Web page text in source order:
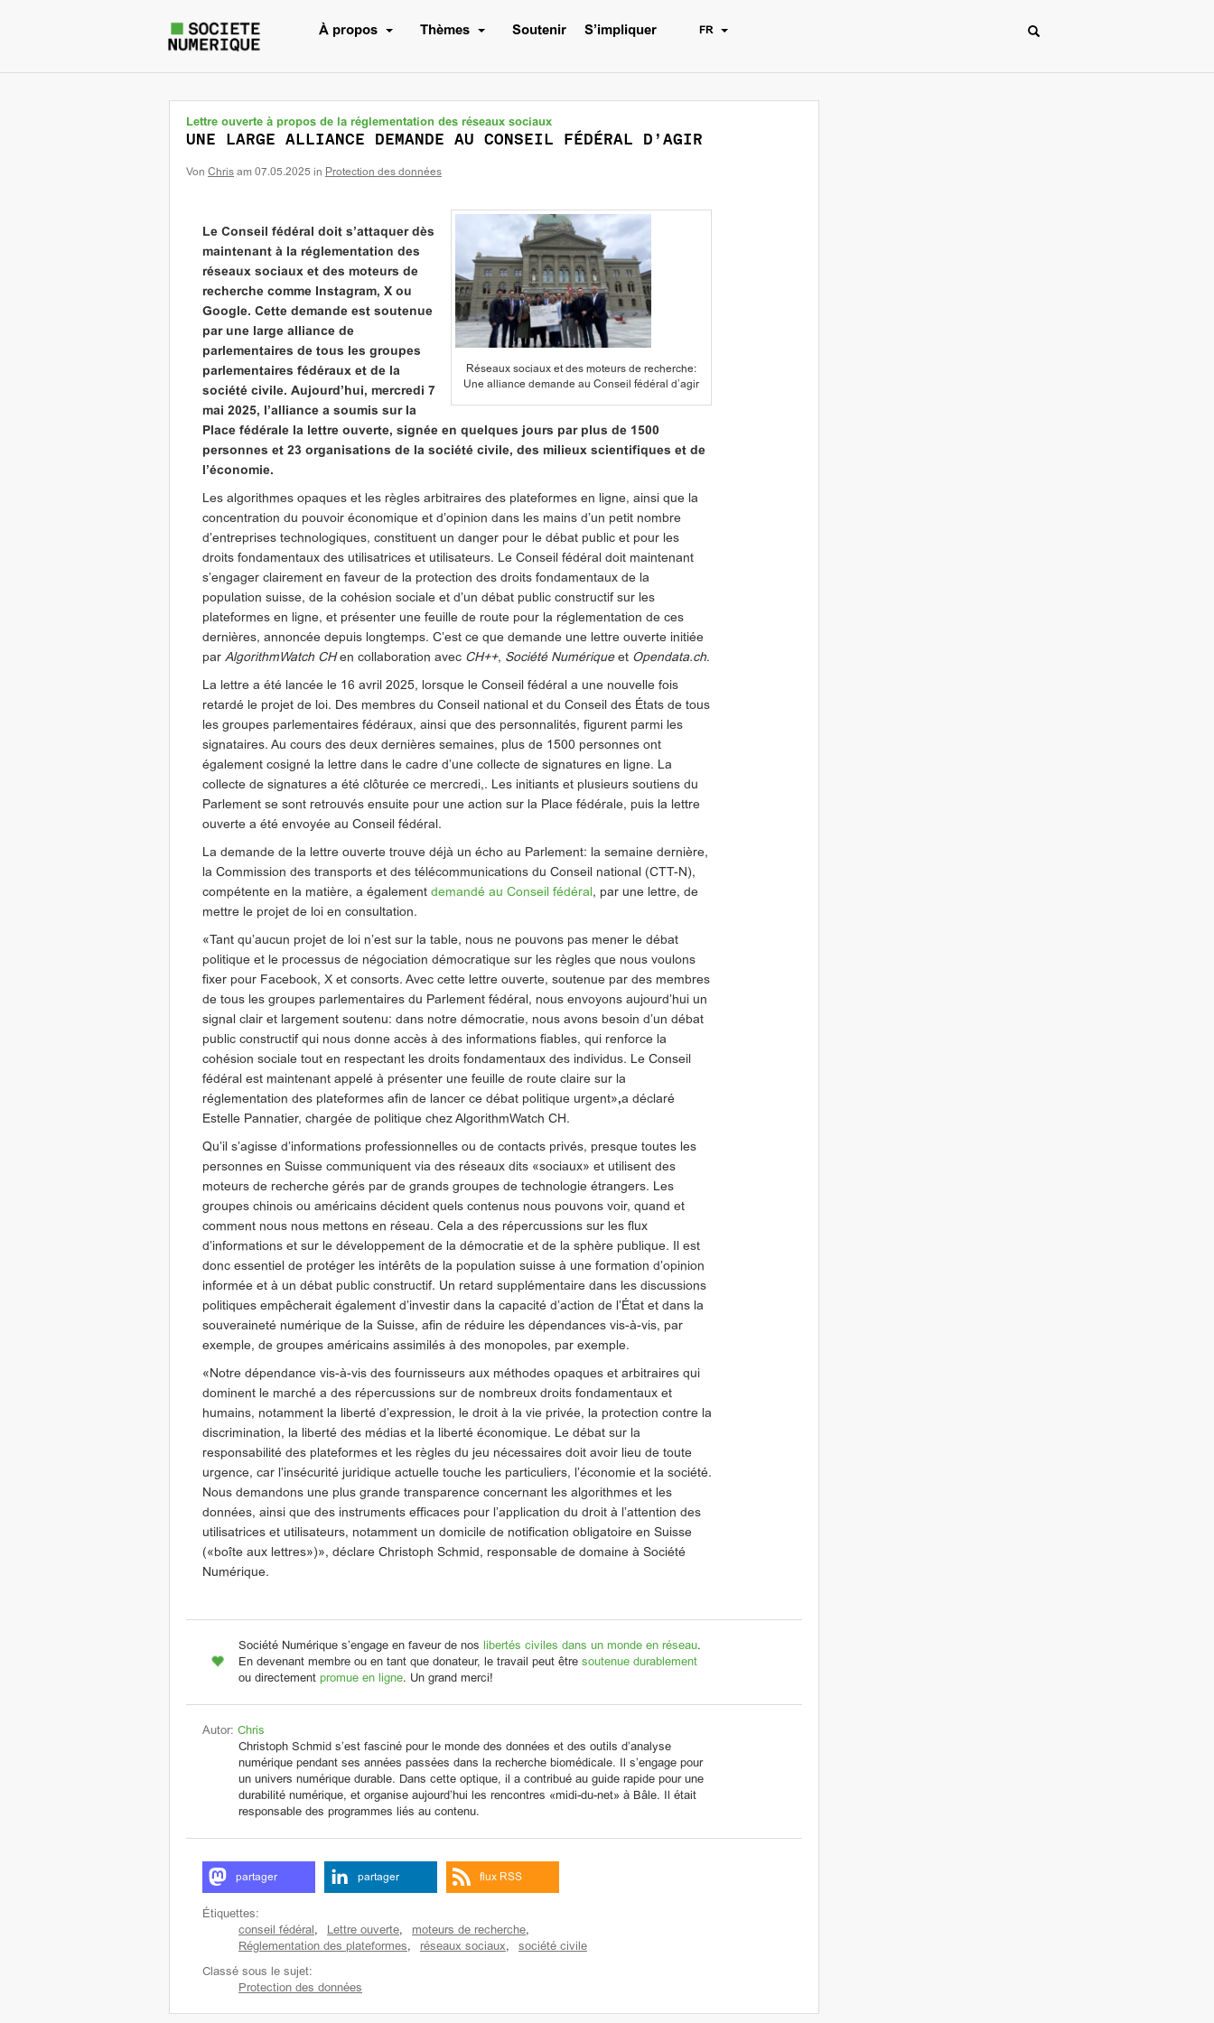
À propos Thèmes Soutenir S’impliquer FR
Lettre ouverte à propos de la réglementation des réseaux sociaux
UNE LARGE ALLIANCE DEMANDE AU CONSEIL FÉDÉRAL D’AGIR
Von Chris am 07.05.2025 in Protection des données
Réseaux sociaux et des moteurs de recherche:
Une alliance demande au Conseil fédéral d’agir
Le Conseil fédéral doit s’attaquer dès
maintenant à la réglementation des
réseaux sociaux et des moteurs de
recherche comme Instagram, X ou
Google. Cette demande est soutenue
par une large alliance de
parlementaires de tous les groupes
parlementaires fédéraux et de la
société civile. Aujourd’hui, mercredi 7
mai 2025, l’alliance a soumis sur la
Place fédérale la lettre ouverte, signée en quelques jours par plus de 1500
personnes et 23 organisations de la société civile, des milieux scientifiques et de
l’économie.
Les algorithmes opaques et les règles arbitraires des plateformes en ligne, ainsi que la
concentration du pouvoir économique et d’opinion dans les mains d’un petit nombre
d’entreprises technologiques, constituent un danger pour le débat public et pour les
droits fondamentaux des utilisatrices et utilisateurs. Le Conseil fédéral doit maintenant
s’engager clairement en faveur de la protection des droits fondamentaux de la
population suisse, de la cohésion sociale et d’un débat public constructif sur les
plateformes en ligne, et présenter une feuille de route pour la réglementation de ces
dernières, annoncée depuis longtemps. C’est ce que demande une lettre ouverte initiée
par AlgorithmWatch CHen collaboration avec CH++, Société Numériqueet Opendata.ch.
La lettre a été lancée le 16 avril 2025, lorsque le Conseil fédéral a une nouvelle fois
retardé le projet de loi. Des membres du Conseil national et du Conseil des États de tous
les groupes parlementaires fédéraux, ainsi que des personnalités, figurent parmi les
signataires. Au cours des deux dernières semaines, plus de 1500 personnes ont
également cosigné la lettre dans le cadre d’une collecte de signatures en ligne. La
collecte de signatures a été clôturée ce mercredi,. Les initiants et plusieurs soutiens du
Parlement se sont retrouvés ensuite pour une action sur la Place fédérale, puis la lettre
ouverte a été envoyée au Conseil fédéral.
La demande de la lettre ouverte trouve déjà un écho au Parlement: la semaine dernière,
la Commission des transports et des télécommunications du Conseil national (CTT-N),
compétente en la matière, a également demandé au Conseil fédéral , par une lettre, de
mettre le projet de loi en consultation.
«Tant qu’aucun projet de loi n’est sur la table, nous ne pouvons pas mener le débat
politique et le processus de négociation démocratique sur les règles que nous voulons
fixer pour Facebook, X et consorts. Avec cette lettre ouverte, soutenue par des membres
de tous les groupes parlementaires du Parlement fédéral, nous envoyons aujourd’hui un
signal clair et largement soutenu: dans notre démocratie, nous avons besoin d’un débat
public constructif qui nous donne accès à des informations fiables, qui renforce la
cohésion sociale tout en respectant les droits fondamentaux des individus. Le Conseil
fédéral est maintenant appelé à présenter une feuille de route claire sur la
réglementation des plateformes afin de lancer ce débat politique urgent»,a déclaré
Estelle Pannatier, chargée de politique chez AlgorithmWatch CH.
Qu’il s’agisse d’informations professionnelles ou de contacts privés, presque toutes les
personnes en Suisse communiquent via des réseaux dits «sociaux» et utilisent des
moteurs de recherche gérés par de grands groupes de technologie étrangers. Les
groupes chinois ou américains décident quels contenus nous pouvons voir, quand et
comment nous nous mettons en réseau. Cela a des répercussions sur les flux
d’informations et sur le développement de la démocratie et de la sphère publique. Il est
donc essentiel de protéger les intérêts de la population suisse à une formation d’opinion
informée et à un débat public constructif. Un retard supplémentaire dans les discussions
politiques empêcherait également d’investir dans la capacité d’action de l’État et dans la
souveraineté numérique de la Suisse, afin de réduire les dépendances vis-à-vis, par
exemple, de groupes américains assimilés à des monopoles, par exemple.
«Notre dépendance vis-à-vis des fournisseurs aux méthodes opaques et arbitraires qui
dominent le marché a des répercussions sur de nombreux droits fondamentaux et
humains, notamment la liberté d’expression, le droit à la vie privée, la protection contre la
discrimination, la liberté des médias et la liberté économique. Le débat sur la
responsabilité des plateformes et les règles du jeu nécessaires doit avoir lieu de toute
urgence, car l’insécurité juridique actuelle touche les particuliers, l’économie et la société.
Nous demandons une plus grande transparence concernant les algorithmes et les
données, ainsi que des instruments efficaces pour l’application du droit à l’attention des
utilisatrices et utilisateurs, notamment un domicile de notification obligatoire en Suisse
(«boîte aux lettres»)», déclare Christoph Schmid, responsable de domaine à Société
Numérique.
Société Numérique s’engage en faveur de nos libertés civiles dans un monde en réseau.
En devenant membre ou en tant que donateur, le travail peut être soutenue durablement
ou directement promue en ligne. Un grand merci!
Autor: Chris
Christoph Schmid s’est fasciné pour le monde des données et des outils d’analyse
numérique pendant ses années passées dans la recherche biomédicale. Il s’engage pour
un univers numérique durable. Dans cette optique, il a contribué au guide rapide pour une
durabilité numérique, et organise aujourd’hui les rencontres «midi-du-net» à Bâle. Il était
responsable des programmes liés au contenu.
partager partager flux RSS
Étiquettes:
conseil fédéral , Lettre ouverte, moteurs de recherche,
Réglementation des plateformes, réseaux sociaux, société civile
Classé sous le sujet:
Protection des données